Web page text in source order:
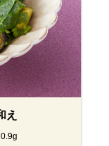
え
0.9g